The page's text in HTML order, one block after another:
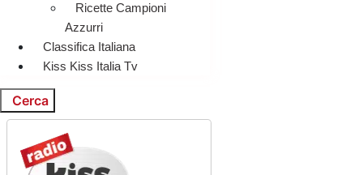
Ricette Campioni
Azzurri
Classifica Italiana
Kiss Kiss Italia Tv
Cerca